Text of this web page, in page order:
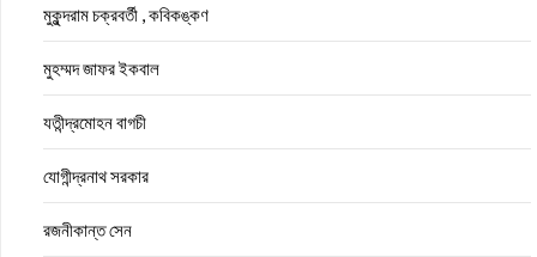
মুকুন্দরাম চক্রবর্তী , কবিকঙ্কণ
মুহম্মদ জাফর ইকবাল
যতীন্দ্রমোহন বাগচী
যোগীন্দ্রনাথ সরকার
রজনীকান্ত সেন